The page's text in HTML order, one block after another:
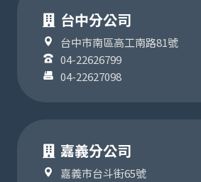
台中分公司
台中市南區高工南路81號
04-22626799
04-22627098
嘉義分公司
嘉義市台斗街65號